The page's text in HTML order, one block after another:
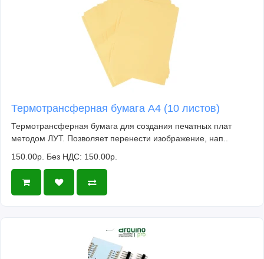
Термотрансферная бумага А4 (10 листов)
Термотрансферная бумага для создания печатных плат
методом ЛУТ. Позволяет перенести изображение, нап..
150.00р. Без НДС: 150.00р.